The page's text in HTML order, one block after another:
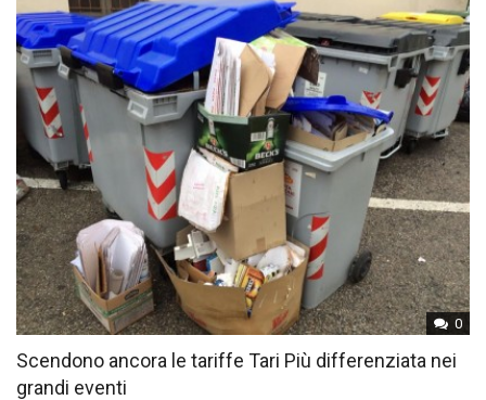
0
Scendono ancora le tariffe Tari Più differenziata nei
grandi eventi